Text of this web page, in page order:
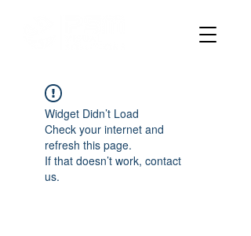
Widget Didn’t Load
Check your internet and
refresh this page.
If that doesn’t work, contact
us.